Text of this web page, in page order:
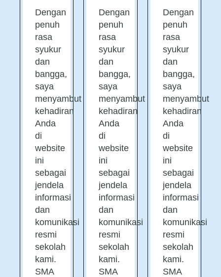
Dengan
penuh
rasa
syukur
dan
bangga,
saya
menyambut
kehadiran
Anda
di
website
ini
sebagai
jendela
informasi
dan
komunikasi
resmi
sekolah
kami.
SMA
Dengan
penuh
rasa
syukur
dan
bangga,
saya
menyambut
kehadiran
Anda
di
website
ini
sebagai
jendela
informasi
dan
komunikasi
resmi
sekolah
kami.
SMA
Dengan
penuh
rasa
syukur
dan
bangga,
saya
menyambut
kehadiran
Anda
di
website
ini
sebagai
jendela
informasi
dan
komunikasi
resmi
sekolah
kami.
SMA